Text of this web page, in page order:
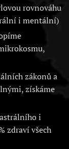
rovnováhu
i mentální)
zákonů a
získáme
i
zdraví všech